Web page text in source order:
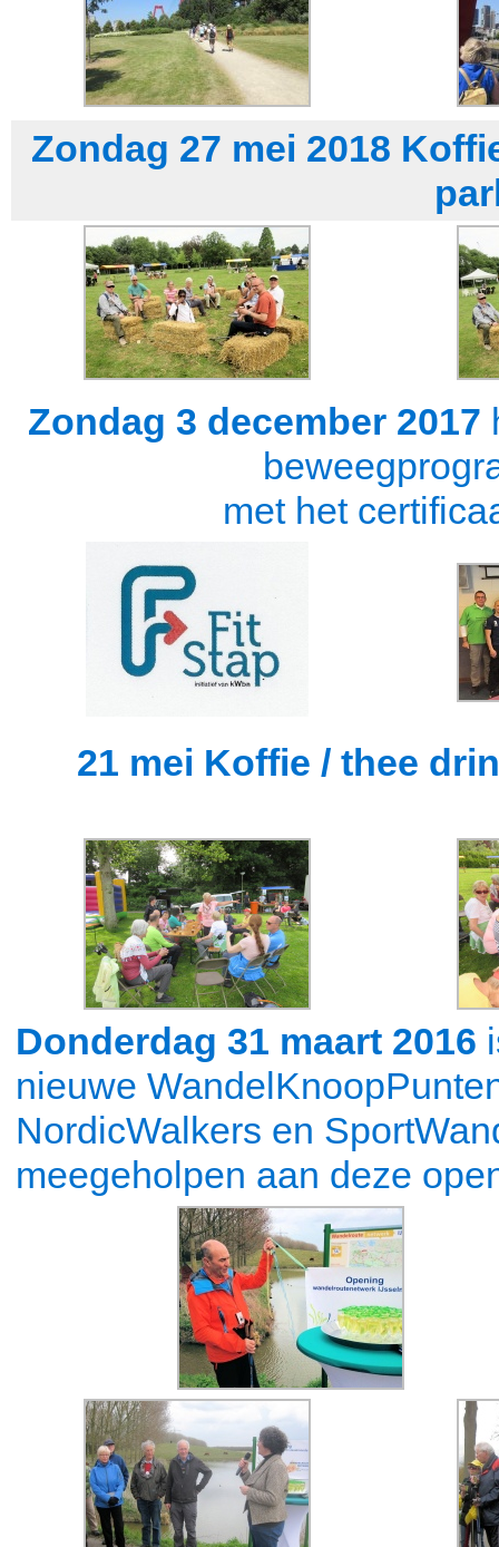
Zondag 27 mei 2018
Zondag 3 december 2017
met het
21 mei Koffie / thee
Donderdag 31 maart 2016
nieuwe
NordicWalkers en
meegeholpen aan deze